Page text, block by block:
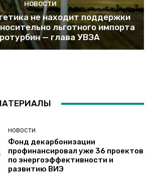
НОВОСТИ
не находит поддержки
льготного импорта
— глава УВЭА
НОВОСТИ
Фонд декарбонизации
профинансировал уже 36 проектов
по энергоэффективности и
развитию ВИЭ